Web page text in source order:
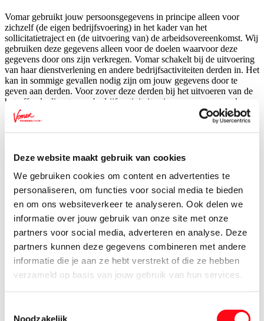
Deze website maakt gebruik van cookies
We gebruiken cookies om content en advertenties te
personaliseren, om functies voor social media te bieden
en om ons websiteverkeer te analyseren. Ook delen we
informatie over jouw gebruik van onze site met onze
partners voor social media, adverteren en analyse. Deze
partners kunnen deze gegevens combineren met andere
informatie die je aan ze hebt verstrekt of die ze hebben
verzameld op basis van jouw gebruik van hun services.
Noodzakelijk
Vomar gebruikt jouw persoonsgegevens in principe alleen voor
zichzelf (de eigen bedrijfsvoering) in het kader van het
sollicitatietraject en (de uitvoering van) de arbeidsovereenkomst. Wij
gebruiken deze gegevens alleen voor de doelen waarvoor deze
gegevens door ons zijn verkregen. Vomar schakelt bij de uitvoering
van haar dienstverlening en andere bedrijfsactiviteiten derden in. Het
kan in sommige gevallen nodig zijn om jouw gegevens door te
geven aan derden. Voor zover deze derden bij het uitvoeren van de
betreffende diensten en bedrijfsactiviteiten je gegevens verwerken
voor de doeleinden van Vomar doen zij dit in de hoedanigheid van
verwerker. Wij sluiten met verwerkers een verwerkersovereenkomst.
Uitsluitend indien Vomar hiertoe wettelijk verplicht is, worden
en opsporingsinstanties. Een paar voorbeelden van doorgifte van
AFAS: alle gegevens die zijn verzamelt voor het dienstverband
met Vomar, kunnen ingezien worden door werknemers van AFAS
als Vomar toegang geeft om mee te kijken in de online omgeving
voor bijvoorbeeld het oplossen van storingen of optimalisatie;
salarisverwerking: gegevens worden verstrekt aan onze externe
salarisverwerker;
ziekte en re-integratie: gegevens worden verstrekt aan de
een loonbeslag: gegevens worden verstrekt aan de